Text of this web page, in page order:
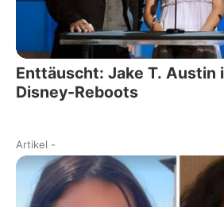
Enttäuscht: Jake T. Austin
Disney-Reboots
Artikel -